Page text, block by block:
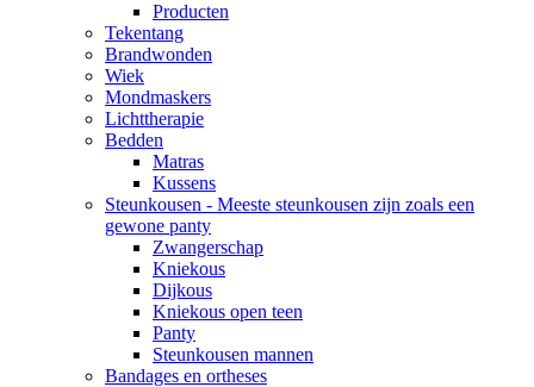
Producten
Tekentang
Brandwonden
Wiek
Mondmaskers
Lichttherapie
Bedden
Matras
Kussens
Steunkousen - Meeste steunkousen zijn zoals een
gewone panty
Zwangerschap
Kniekous
Dijkous
Kniekous open teen
Panty
Steunkousen mannen
Bandages en ortheses